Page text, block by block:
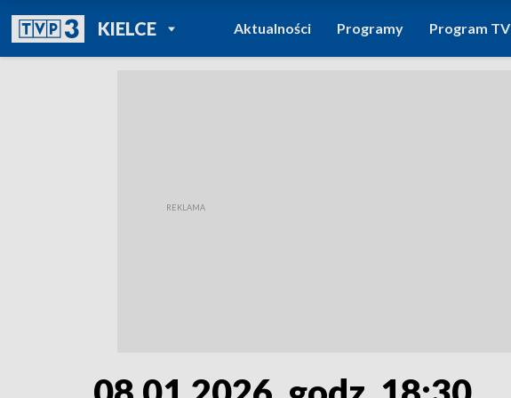
KIELCEPOWRÓT DO
TVP REGIONY
Aktualności Programy Program TV